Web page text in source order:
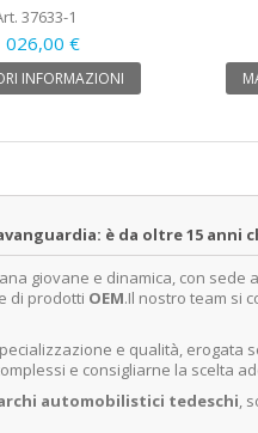
37633-1
026,00 €
INFORMAZIONI
è da oltre 15 anni
giovane e dinamica, con
di prodotti OEM.Il nostro team si
e qualità,
e consigliarne la scelta
automobilistici tedeschi,